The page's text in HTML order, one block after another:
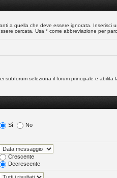
a quella che deve essere ignorata. Inserisci
cercata. Usa * come abbreviazione per
subforum seleziona il forum principale e abilita
Sì No
Crescente
Decrescente